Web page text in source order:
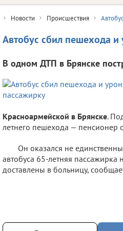
Новости Происшествия
Автобус сбил пешехода
В одном ДТП в Брянске
Красноармейской в Брянске.
летнего пешехода — пенсионер
Он оказался не
автобуса 65-летняя
доставлены в больницу,